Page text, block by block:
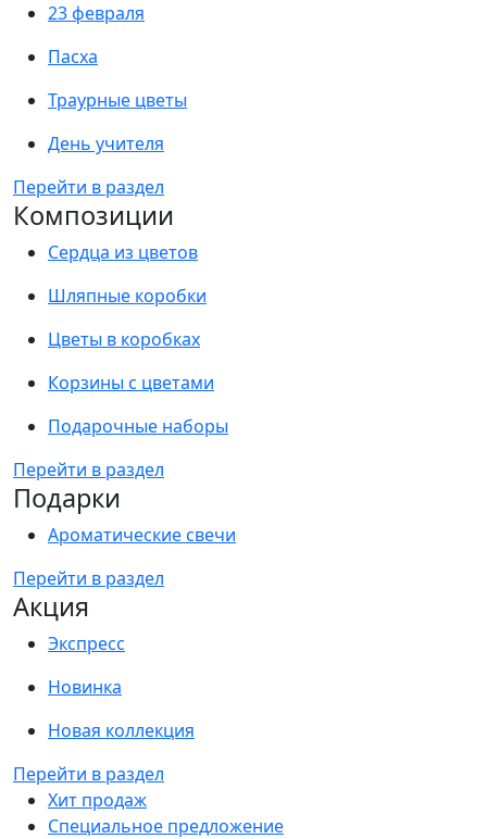
23 февраля
Пасха
Траурные цветы
День учителя
Перейти в раздел
Композиции
Сердца из цветов
Шляпные коробки
Цветы в коробках
Корзины с цветами
Подарочные наборы
Перейти в раздел
Подарки
Ароматические свечи
Перейти в раздел
Акция
Экспресс
Новинка
Новая коллекция
Перейти в раздел
Хит продаж
Специальное предложение